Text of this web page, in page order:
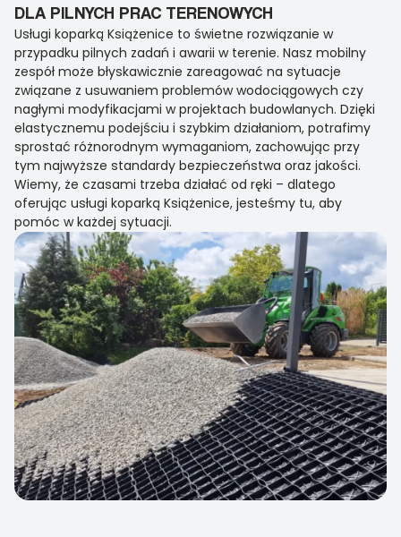
DLA PILNYCH PRAC TERENOWYCH
Usługi koparką Książenice to świetne rozwiązanie w
przypadku pilnych zadań i awarii w terenie. Nasz mobilny
zespół może błyskawicznie zareagować na sytuacje
związane z usuwaniem problemów wodociągowych czy
nagłymi modyfikacjami w projektach budowlanych. Dzięki
elastycznemu podejściu i szybkim działaniom, potrafimy
sprostać różnorodnym wymaganiom, zachowując przy
tym najwyższe standardy bezpieczeństwa oraz jakości.
Wiemy, że czasami trzeba działać od ręki – dlatego
oferując usługi koparką Książenice, jesteśmy tu, aby
pomóc w każdej sytuacji.